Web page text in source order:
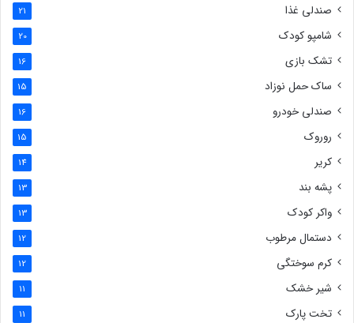
صندلی غذا 21
شامپو کودک 20
تشک بازی 16
ساک حمل نوزاد 15
صندلی خودرو 16
روروک 15
کریر 14
پشه بند 13
واکر کودک 13
دستمال مرطوب 12
کرم سوختگی 12
شیر خشک 11
تخت پارک 11